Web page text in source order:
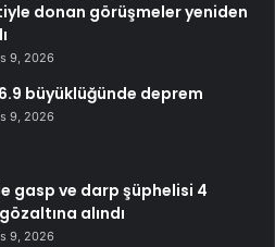
donan görüşmeler yeniden
9, 2026
büyüklüğünde deprem
9, 2026
gasp ve darp şüphelisi 4
alındı
9, 2026